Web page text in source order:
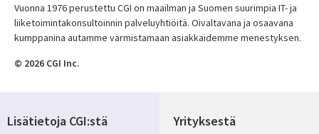
Vuonna 1976 perustettu CGI on maailman ja Suomen suurimpia IT- ja
liiketoimintakonsultoinnin palveluyhtiöitä. Oivaltavana ja osaavana
kumppanina autamme varmistamaan asiakkaidemme menestyksen.
© 2026 CGI Inc.
Yrityksestä
Lisätietoja CGI:stä